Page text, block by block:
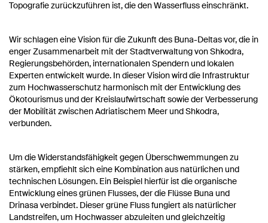
Topografie zurückzuführen ist, die den Wasserfluss einschränkt.
Wir schlagen eine Vision für die Zukunft des Buna-Deltas vor, die in
enger Zusammenarbeit mit der Stadtverwaltung von Shkodra,
Regierungsbehörden, internationalen Spendern und lokalen
Experten entwickelt wurde. In dieser Vision wird die Infrastruktur
zum Hochwasserschutz harmonisch mit der Entwicklung des
Ökotourismus und der Kreislaufwirtschaft sowie der Verbesserung
der Mobilität zwischen Adriatischem Meer und Shkodra,
verbunden.
Um die Widerstandsfähigkeit gegen Überschwemmungen zu
stärken, empfiehlt sich eine Kombination aus natürlichen und
technischen Lösungen. Ein Beispiel hierfür ist die organische
Entwicklung eines grünen Flusses, der die Flüsse Buna und
Drinasa verbindet. Dieser grüne Fluss fungiert als natürlicher
Landstreifen, um Hochwasser abzuleiten und gleichzeitig